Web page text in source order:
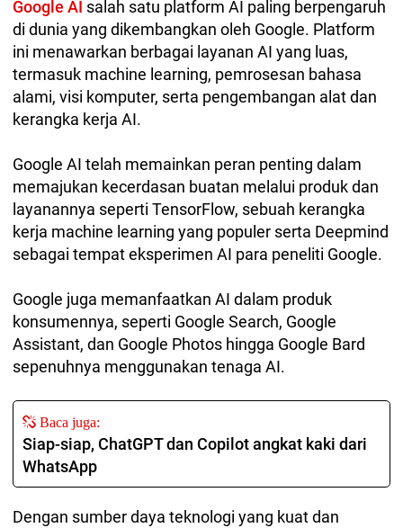
Google AI salah satu platform AI paling berpengaruh
di dunia yang dikembangkan oleh Google. Platform
ini menawarkan berbagai layanan AI yang luas,
termasuk machine learning, pemrosesan bahasa
alami, visi komputer, serta pengembangan alat dan
kerangka kerja AI.
Google AI telah memainkan peran penting dalam
memajukan kecerdasan buatan melalui produk dan
layanannya seperti TensorFlow, sebuah kerangka
kerja machine learning yang populer serta Deepmind
sebagai tempat eksperimen AI para peneliti Google.
Google juga memanfaatkan AI dalam produk
konsumennya, seperti Google Search, Google
Assistant, dan Google Photos hingga Google Bard
sepenuhnya menggunakan tenaga AI.
Baca juga:
Siap-siap, ChatGPT dan Copilot angkat kaki dari
WhatsApp
Dengan sumber daya teknologi yang kuat dan